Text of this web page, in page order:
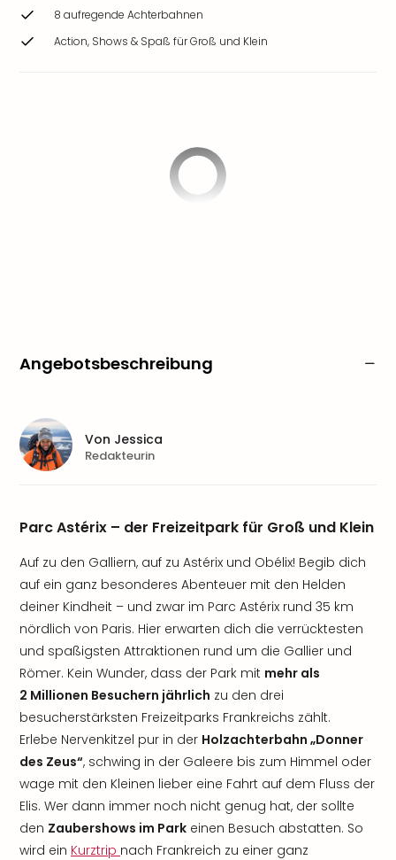
8 aufregende Achterbahnen
Action, Shows & Spaß für Groß und Klein
Angebotsbeschreibung
Parc Astérix – der Freizeitpark für Groß und Klein
Auf zu den Galliern, auf zu Astérix und Obélix! Begib dich
auf ein ganz besonderes Abenteuer mit den Helden
deiner Kindheit – und zwar im Parc Astérix rund 35 km
nördlich von Paris. Hier erwarten dich die verrücktesten
und spaßigsten Attraktionen rund um die Gallier und
Römer. Kein Wunder, dass der Park mit mehr als
2 Millionen Besuchern jährlich zu den drei
besucherstärksten Freizeitparks Frankreichs zählt.
Erlebe Nervenkitzel pur in der Holzachterbahn „Donner
des Zeus“, schwing in der Galeere bis zum Himmel oder
wage mit den Kleinen lieber eine Fahrt auf dem Fluss der
Elis. Wer dann immer noch nicht genug hat, der sollte
den Zaubershows im Park einen Besuch abstatten. So
wird ein Kurztrip nach Frankreich zu einer ganz
Von Jessica
Redakteurin